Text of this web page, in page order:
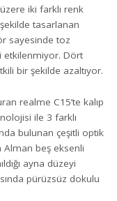
iki farklı renk
tasarlanan
sayesinde toz
etkilenmiyor. Dört
bir şekilde azaltıyor.
realme C15’te kalıp
ile 3 farklı
bulunan çeşitli optik
beş eksenli
ayna düzeyi
pürüzsüz dokulu